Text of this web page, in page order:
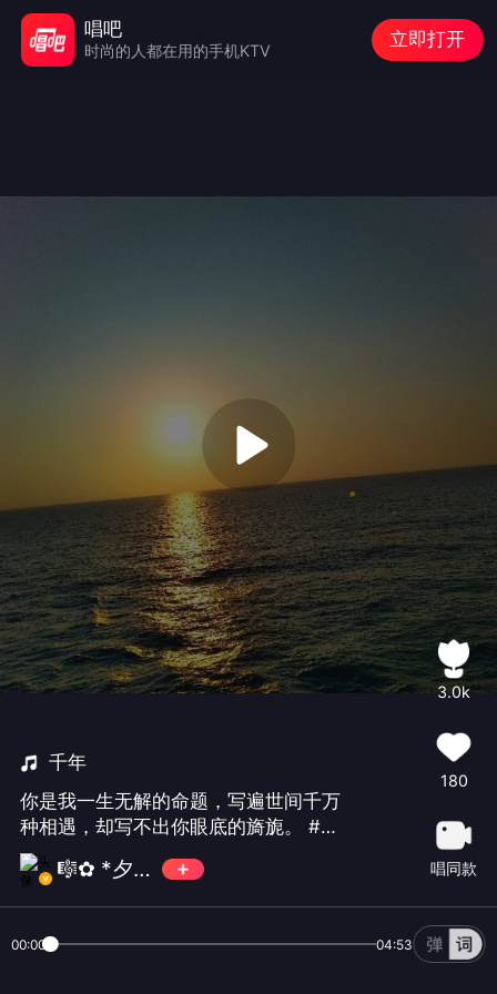
千年
你是我一生无解的命题，写遍世间千万
种相遇，却写不出你眼底的旖旎。 ‌#古
风#
🎼✿ *夕颜🌙
3.0k
180
唱同款
00:00 04:53
唱吧
时尚的人都在用的手机KTV
立即打开